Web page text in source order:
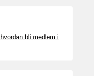
bli medlem i